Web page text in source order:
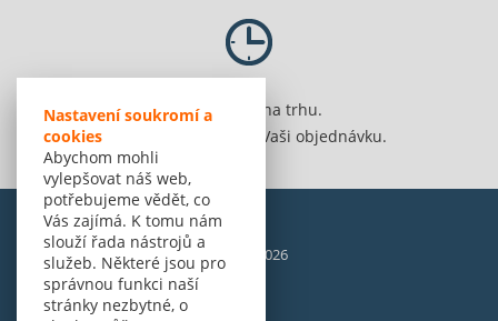
Nastavení soukromí a
cookies
Abychom mohli
vylepšovat náš web,
potřebujeme vědět, co
Vás zajímá. K tomu nám
slouží řada nástrojů a
služeb. Některé jsou pro
správnou funkci naší
stránky nezbytné, o
Jsme 20 let na trhu.
Spolehlivě vyřídíme Vaši objednávku.
© Amenit Software Solutions, 1998 - 2026
Powered by nopCommerce